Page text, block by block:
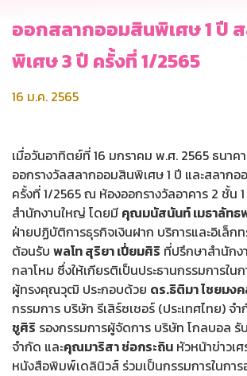
ออกสลากออมสินพิเศษ 1 ปี
พิเศษ 3 ปี ครั้งที่ 1/2565
16 ม.ค. 2565
เมื่อวันอาทิตย์ที่ 16 มกราคม พ.ศ. 2565 ธนาค
ออกรางวัลสลากออมสินพิเศษ 1 ปี และสลาก
ครั้งที่ 1/2565 ณ ห้องออกรางวัลอาคาร 2 ชั้น
สำนักงานใหญ่ โดยมี คุณมนัสนันท์ เมธาลัทธ
ฝ่ายปฏิบัติการธุรกิจเงินฝาก บริการและอิเล็ก
ต้อนรับ พลโท สุริยา เปี่ยมศิริ ที่ปรึกษาสำนักง
กลาโหม ซึ่งให้เกียรติเป็นประธานกรรมการใน
ผู้ทรงคุณวุฒิ ประกอบด้วย ดร.ธิติมา ไชยมง
กรรมการ บริษัท รีเสิร์ซเชอร์ (ประเทศไทย) จ
ชูศิริ รองกรรมการผู้จัดการ บริษัท โกลบอล รั
จำกัด และคุณมาริสา ช่อกระถิน หัวหน้าข่าวเ
หนังสือพิมพ์เดลินิวส์ ร่วมเป็นกรรมการในกา